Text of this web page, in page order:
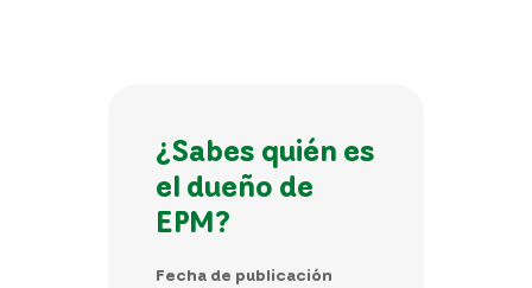
¿Sabes quién es
el dueño de
EPM?
Fecha de publicación